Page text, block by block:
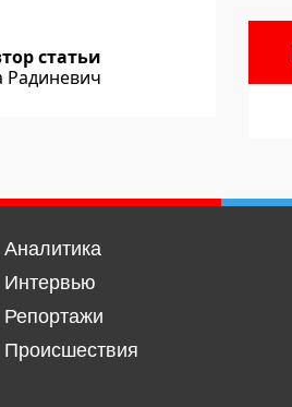
статьи
Радиневич
Аналитика
Интервью
Репортажи
Происшествия